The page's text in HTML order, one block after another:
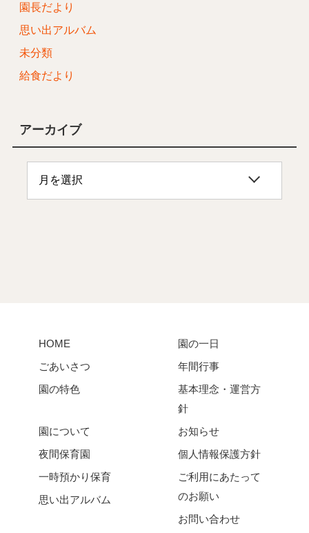
園長だより
思い出アルバム
未分類
給食だより
アーカイブ
HOME
ごあいさつ
園の特色
園の一日
年間行事
基本理念・運営方
針
園について
夜間保育園
一時預かり保育
思い出アルバム
お知らせ
個人情報保護方針
ご利用にあたって
のお願い
お問い合わせ